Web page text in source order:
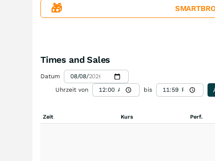
🎁
Times and Sales
Datum
Uhrzeit von
bis
Zeit Kurs Perf.